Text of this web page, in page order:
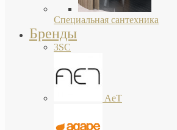
Специальная сантехника
Бренды
3SC
AeT